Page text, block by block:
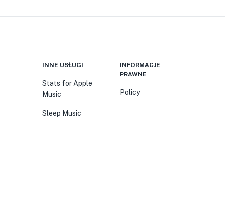
INNE USŁUGI
Stats for Apple
Music
Sleep Music
INFORMACJE
PRAWNE
Policy